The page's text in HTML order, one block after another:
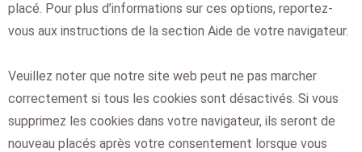
placé. Pour plus d’informations sur ces options, reportez-
vous aux instructions de la section Aide de votre navigateur.
Veuillez noter que notre site web peut ne pas marcher
correctement si tous les cookies sont désactivés. Si vous
supprimez les cookies dans votre navigateur, ils seront de
nouveau placés après votre consentement lorsque vous